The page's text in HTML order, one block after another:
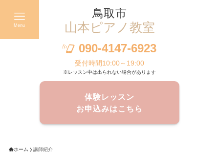
鳥取市
山本ピアノ教室
Menu
090-4147-6923
受付時間10:00～19:00
※レッスン中は出られない場合があります
体験レッスン
お申込みはこちら
ホーム 講師紹介